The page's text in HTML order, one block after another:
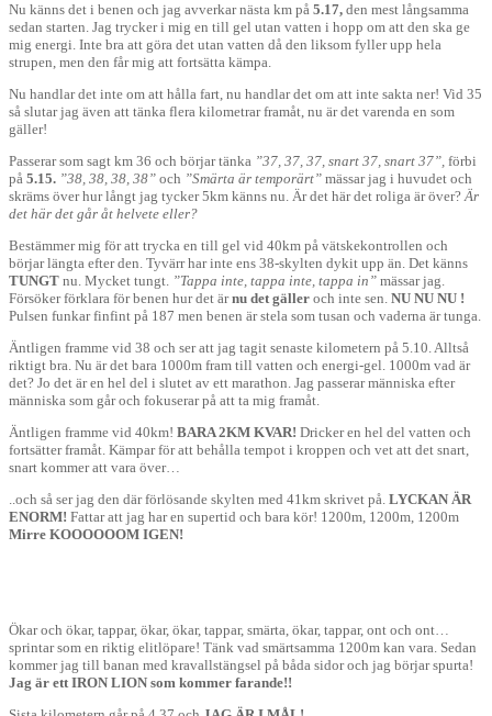
Nu känns det i benen och jag avverkar nästa km på 5.17, den mest långsamma
sedan starten. Jag trycker i mig en till gel utan vatten i hopp om att den ska ge
mig energi. Inte bra att göra det utan vatten då den liksom fyller upp hela
strupen, men den får mig att fortsätta kämpa.
Nu handlar det inte om att hålla fart, nu handlar det om att inte sakta ner! Vid 35
så slutar jag även att tänka flera kilometrar framåt, nu är det varenda en som
gäller!
Passerar som sagt km 36 och börjar tänka ”37, 37, 37, snart 37, snart 37”, förbi
på 5.15. ”38, 38, 38, 38” och ”Smärta är temporärt” mässar jag i huvudet och
skräms över hur långt jag tycker 5km känns nu. Är det här det roliga är över?Är
det här det går åt helvete eller?
Bestämmer mig för att trycka en till gel vid 40km på vätskekontrollen och
börjar längta efter den. Tyvärr har inte ens 38-skylten dykit upp än. Det känns
TUNGT nu. Mycket tungt. ”Tappa inte, tappa inte, tappa in” mässar jag.
Försöker förklara för benen hur det ärnu det gäller och inte sen. NU NU NU !
Pulsen funkar finfint på 187 men benen är stela som tusan och vaderna är tunga.
Äntligen framme vid 38 och ser att jag tagit senaste kilometern på 5.10. Alltså
riktigt bra. Nu är det bara 1000m fram till vatten och energi-gel. 1000m vad är
det? Jo det är en hel del i slutet av ett marathon. Jag passerar människa efter
människa som går och fokuserar på att ta mig framåt.
Äntligen framme vid 40km! BARA 2KM KVAR! Dricker en hel del vatten och
fortsätter framåt. Kämpar för att behålla tempot i kroppen och vet att det snart,
snart kommer att vara över…
..och så ser jag den där förlösande skylten med 41km skrivet på. LYCKAN ÄR
ENORM! Fattar att jag har en supertid och bara kör! 1200m, 1200m, 1200m
Mirre KOOOOOOM IGEN!
Ökar och ökar, tappar, ökar, ökar, tappar, smärta, ökar, tappar, ont och ont…
sprintar som en riktig elitlöpare! Tänk vad smärtsamma 1200m kan vara. Sedan
kommer jag till banan med kravallstängsel på båda sidor och jag börjar spurta!
Jag är ett IRON LION som kommer farande!!